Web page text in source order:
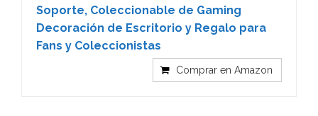
Soporte, Coleccionable de Gaming
Decoración de Escritorio y Regalo para
Fans y Coleccionistas
Comprar en Amazon